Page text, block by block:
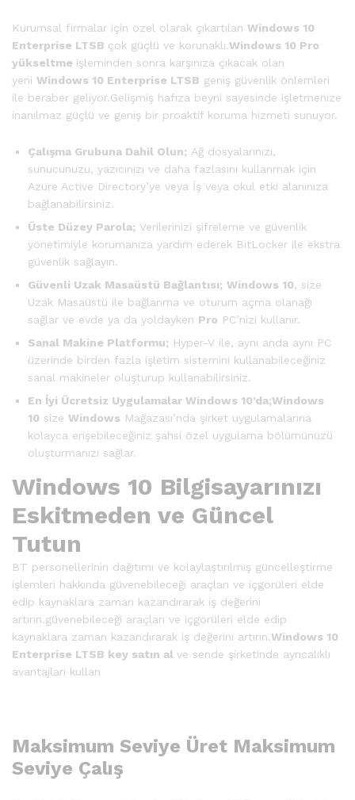
Kurumsal firmalar için özel olarak çıkartılan Windows 10
Enterprise LTSB çok güçlü ve korunaklı.Windows 10 Pro
yükseltme işleminden sonra karşınıza çıkacak olan
yeni Windows 10 Enterprise LTSB geniş güvenlik önlemleri
ile beraber geliyor.Gelişmiş hafıza beyni sayesinde işletmenize
inanılmaz güçlü ve geniş bir proaktif koruma hizmeti sunuyor.
Çalışma Grubuna Dahil Olun; Ağ dosyalarınızı,
sunucunuzu, yazıcınızı ve daha fazlasını kullanmak için
Azure Active Directory’ye veya İş veya okul etki alanınıza
bağlanabilirsiniz.
Üste Düzey Parola; Verilerinizi şifreleme ve güvenlik
yönetimiyle korumanıza yardım ederek BitLocker ile ekstra
güvenlik sağlayın.
Güvenli Uzak Masaüstü Bağlantısı; Windows 10, size
Uzak Masaüstü ile bağlanma ve oturum açma olanağı
sağlar ve evde ya da yoldayken Pro PC’nizi kullanır.
Sanal Makine Platformu; Hyper-V ile, aynı anda aynı PC
üzerinde birden fazla işletim sistemini kullanabileceğiniz
sanal makineler oluşturup kullanabilirsiniz.
En İyi Ücretsiz Uygulamalar Windows 10’da;Windows
10 size Windows Mağazası’nda şirket uygulamalarına
kolayca erişebileceğiniz şahsi özel uygulama bölümünüzü
oluşturmanızı sağlar.
Windows 10 Bilgisayarınızı
Eskitmeden ve Güncel
Tutun
BT personellerinin dağıtımı ve kolaylaştırılmış güncelleştirme
işlemleri hakkında güvenebileceği araçları ve içgörüleri elde
edip kaynaklara zaman kazandırarak iş değerini
artırın.güvenebileceği araçları ve içgörüleri elde edip
kaynaklara zaman kazandırarak iş değerini artırın.Windows 10
Enterprise LTSB key satın al ve sende şirketinde ayrıcalıklı
avantajları kullan
Maksimum Seviye Üret Maksimum
Seviye Çalış